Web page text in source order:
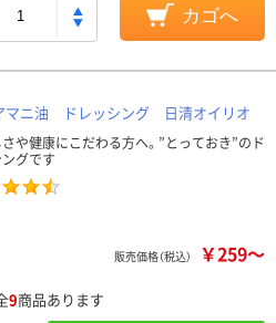
カゴへ
マニ油 ドレッシング 日清オイリオ
や健康にこだわる方へ。”とっておき”のド
グです
販売価格（税込） ￥259～
9商品あります